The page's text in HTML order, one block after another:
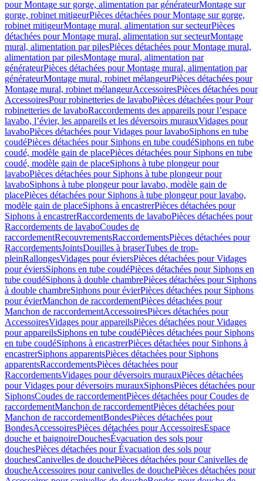
pour Montage sur gorge, alimentation par générateurMontage sur
gorge, robinet mitigeurPièces détachées pour Montage sur gorge,
robinet mitigeurMontage mural, alimentation sur secteurPièces
détachées pour Montage mural, alimentation sur secteurMontage
mural, alimentation par pilesPièces détachées pour Montage mural,
alimentation par pilesMontage mural, alimentation par
générateurPièces détachées pour Montage mural, alimentation par
générateurMontage mural, robinet mélangeurPièces détachées pour
Montage mural, robinet mélangeurAccessoiresPièces détachées pour
AccessoiresPour robinetteries de lavaboPièces détachées pour Pour
robinetteries de lavaboRaccordements des appareils pour l’espace
lavabo, l’évier, les appareils et les déversoirs murauxVidages pour
lavaboPièces détachées pour Vidages pour lavaboSiphons en tube
coudéPièces détachées pour Siphons en tube coudéSiphons en tube
coudé, modèle gain de placePièces détachées pour Siphons en tube
coudé, modèle gain de placeSiphons à tube plongeur pour
lavaboPièces détachées pour Siphons à tube plongeur pour
lavaboSiphons à tube plongeur pour lavabo, modèle gain de
placePièces détachées pour Siphons à tube plongeur pour lavabo,
modèle gain de placeSiphons à encastrerPièces détachées pour
Siphons à encastrerRaccordements de lavaboPièces détachées pour
Raccordements de lavaboCoudes de
raccordementRecouvrementsRaccordementsPièces détachées pour
RaccordementsJointsDouilles à braserTubes de trop-
pleinRallongesVidages pour éviersPièces détachées pour Vidages
pour éviersSiphons en tube coudéPièces détachées pour Siphons en
tube coudéSiphons à double chambrePièces détachées pour Siphons
à double chambreSiphons pour évierPièces détachées pour Siphons
pour évierManchon de raccordementPièces détachées pour
Manchon de raccordementAccessoiresPièces détachées pour
AccessoiresVidages pour appareilsPièces détachées pour Vidages
pour appareilsSiphons en tube coudéPièces détachées pour Siphons
en tube coudéSiphons à encastrerPièces détachées pour Siphons à
encastrerSiphons apparentsPièces détachées pour Siphons
apparentsRaccordementsPièces détachées pour
RaccordementsVidages pour déversoirs murauxPièces détachées
pour Vidages pour déversoirs murauxSiphonsPièces détachées pour
SiphonsCoudes de raccordementPièces détachées pour Coudes de
raccordementManchon de raccordementPièces détachées pour
Manchon de raccordementBondesPièces détachées pour
BondesAccessoiresPièces détachées pour AccessoiresEspace
douche et baignoireDouchesÉvacuation des sols pour
douchesPièces détachées pour Évacuation des sols pour
douchesCanivelles de douchePièces détachées pour Canivelles de
doucheAccessoires pour canivelles de douchePièces détachées pour